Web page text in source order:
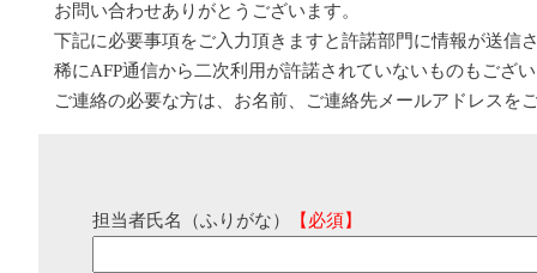
お問い合わせありがとうございます。
下記に必要事項をご入力頂きますと許諾部門に情報が送信
稀にAFP通信から二次利用が許諾されていないものもござ
ご連絡の必要な方は、お名前、ご連絡先メールアドレスを
担当者氏名（ふりがな） 【必須】